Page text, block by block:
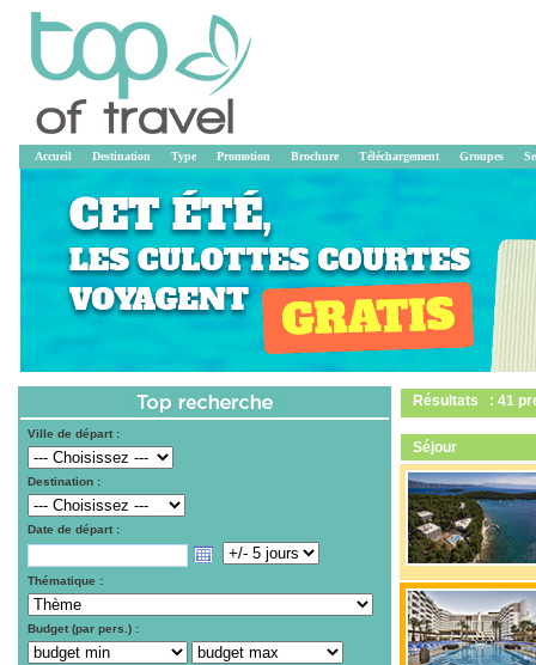
Accueil Destination Type Promotion Brochure Téléchargement Groupes
Ville de départ :
Destination :
Date de départ :
Thématique :
Budget (par pers.) :
Résultats : 41
Séjour